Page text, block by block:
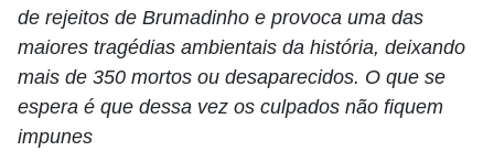
de rejeitos de Brumadinho e provoca uma das
maiores tragédias ambientais da história, deixando
mais de 350 mortos ou desaparecidos. O que se
espera é que dessa vez os culpados não fiquem
impunes